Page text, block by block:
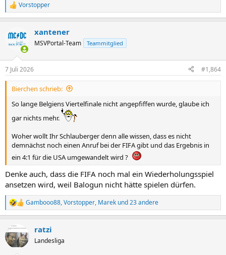
R
e
k
t
i
e
n
Vorstopper
xantener
MSVPortal-Team Teammitglied
7 Juli 2026 #1,864
Bierchen schrieb:
So lange Belgiens Viertelfinale nicht angepfiffen wurde, glaube ich
gar nichts mehr.
Woher wollt Ihr Schlauberger denn alle wissen, dass es nicht
demnächst noch einen Anruf bei der FIFA gibt und das Ergebnis in
ein 4:1 für die USA umgewandelt wird ?
Denke auch, dass die FIFA noch mal ein Wiederholungsspiel
ansetzen wird, weil Balogun nicht hätte spielen dürfen.
R
e
k
t
i
Gambooo88,Vorstopper, Marek und 23 andere
ratzi
Landesliga